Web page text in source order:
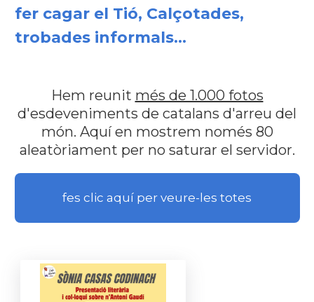
fer cagar el Tió, Calçotades,
trobades informals...
Hem reunit més de 1.000 fotos
d'esdeveniments de catalans d'arreu del
món. Aquí en mostrem només 80
aleatòriament per no saturar el servidor.
fes clic aquí per veure-les totes